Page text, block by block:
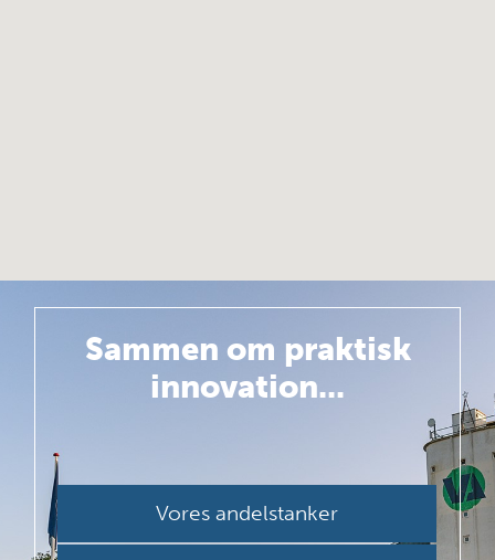
Sammen om praktisk
innovation...
Vores andelstanker